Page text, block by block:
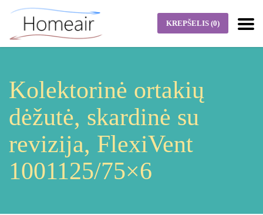
KREPŠELIS (0)
Kolektorinė ortakių
dėžutė, skardinė su
revizija, FlexiVent
1001125/75×6